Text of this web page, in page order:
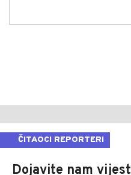
ČITAOCI REPORTERI
Dojavite nam vijest